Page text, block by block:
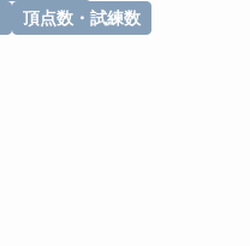
頂点数・試練数